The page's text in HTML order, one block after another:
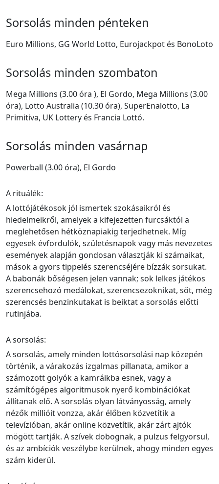
Sorsolás minden pénteken
Euro Millions, GG World Lotto, Eurojackpot és BonoLoto
Sorsolás minden szombaton
Mega Millions (3.00 óra ), El Gordo, Mega Millions (3.00
óra), Lotto Australia (10.30 óra), SuperEnalotto, La
Primitiva, UK Lottery és Francia Lottó.
Sorsolás minden vasárnap
Powerball (3.00 óra), El Gordo
A rituálék:
A lottójátékosok jól ismertek szokásaikról és
hiedelmeikről, amelyek a kifejezetten furcsáktól a
meglehetősen hétköznapiakig terjedhetnek. Míg
egyesek évfordulók, születésnapok vagy más nevezetes
események alapján gondosan választják ki számaikat,
mások a gyors tippelés szerencséjére bízzák sorsukat.
A babonák bőségesen jelen vannak; sok lelkes játékos
szerencsehozó medálokat, szerencsezoknikat, sőt, még
szerencsés benzinkutakat is beiktat a sorsolás előtti
rutinjába.
A sorsolás:
A sorsolás, amely minden lottósorsolási nap közepén
történik, a várakozás izgalmas pillanata, amikor a
számozott golyók a kamráikba esnek, vagy a
számítógépes algoritmusok nyerő kombinációkat
állítanak elő. A sorsolás olyan látványosság, amely
nézők millióit vonzza, akár élőben közvetítik a
televízióban, akár online közvetítik, akár zárt ajtók
mögött tartják. A szívek dobognak, a pulzus felgyorsul,
és az ambíciók veszélybe kerülnek, ahogy minden egyes
szám kiderül.